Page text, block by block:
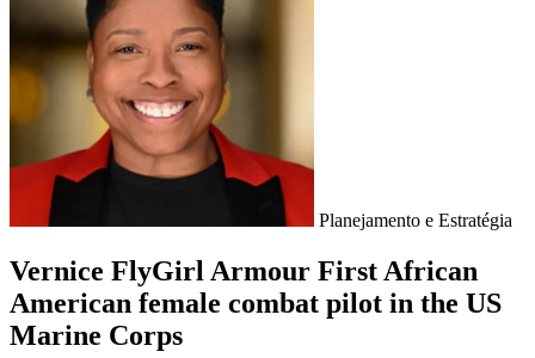
Planejamento e Estratégia
Vernice FlyGirl Armour First African
American female combat pilot in the US
Marine Corps